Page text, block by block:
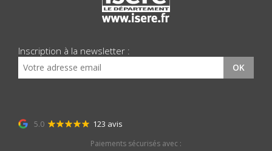
Inscription à la newsletter :
OK
5.0 123 avis
Paiements sécurisés avec :